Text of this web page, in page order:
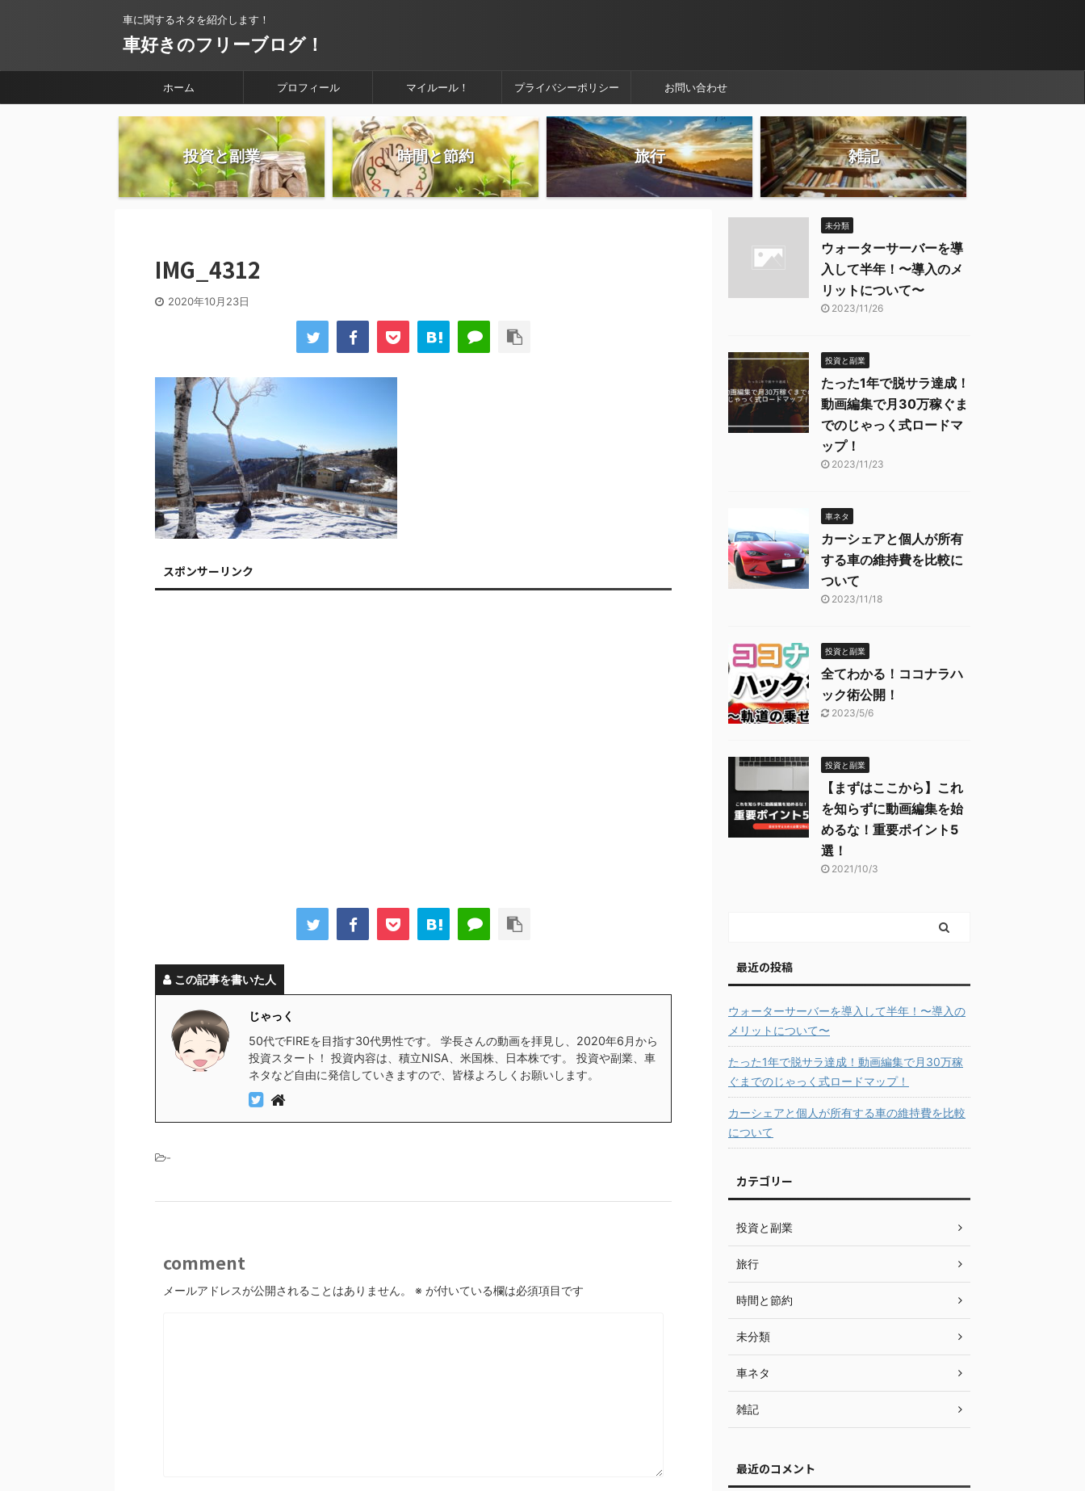
車に関するネタを紹介します！
車好きのフリーブログ！
ホーム プロフィール マイルール！ プライバシーポリシー お問い合わせ
投資と副業 時間と節約 旅行 雑記
IMG_4312
2020年10月23日
スポンサーリンク
この記事を書いた人
じゃっく
50代でFIREを目指す30代男性です。 学長さんの動画を拝見し、2020年6月から
投資スタート！ 投資内容は、積立NISA、米国株、日本株です。 投資や副業、車
ネタなど自由に発信していきますので、皆様よろしくお願いします。
-
comment
メールアドレスが公開されることはありません。 ※ が付いている欄は必須項目です
未分類
ウォーターサーバーを導
入して半年！〜導入のメ
リットについて〜
2023/11/26
投資と副業
たった1年で脱サラ達成！
動画編集で月30万稼ぐま
でのじゃっく式ロードマ
ップ！
2023/11/23
車ネタ
カーシェアと個人が所有
する車の維持費を比較に
ついて
2023/11/18
投資と副業
全てわかる！ココナラハ
ック術公開！
2023/5/6
投資と副業
【まずはここから】これ
を知らずに動画編集を始
めるな！重要ポイント5
選！
2021/10/3
最近の投稿
ウォーターサーバーを導入して半年！〜導入の
メリットについて〜
たった1年で脱サラ達成！動画編集で月30万稼
ぐまでのじゃっく式ロードマップ！
カーシェアと個人が所有する車の維持費を比較
について
カテゴリー
投資と副業
旅行
時間と節約
未分類
車ネタ
雑記
最近のコメント